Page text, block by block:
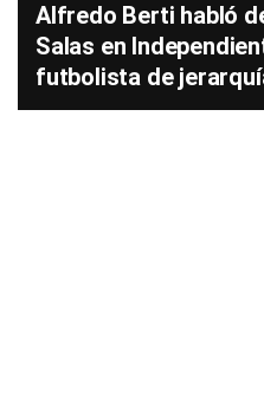
Alfredo Berti habló
Salas en
futbolista de